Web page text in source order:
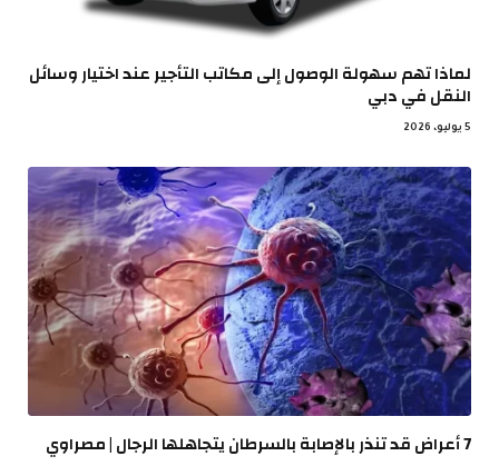
لماذا تهم سهولة الوصول إلى مكاتب التأجير عند اختيار وسائل
النقل في دبي
5 يوليو، 2026
7 أعراض قد تنذر بالإصابة بالسرطان يتجاهلها الرجال | مصراوي